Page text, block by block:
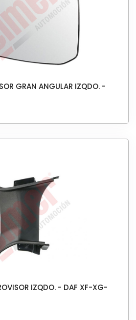
GRAN ANGULAR IZQDO. -
IZQDO. - DAF XF-XG-